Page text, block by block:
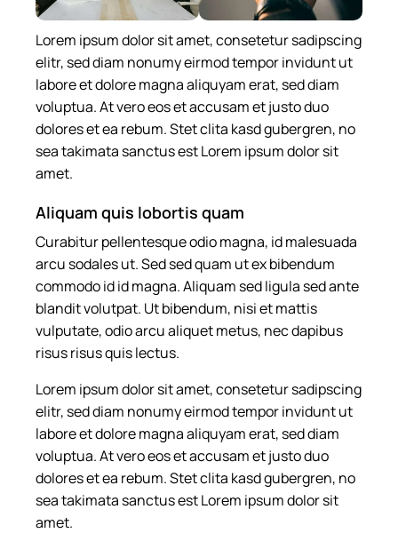
Lorem ipsum dolor sit amet, consetetur sadipscing
elitr, sed diam nonumy eirmod tempor invidunt ut
labore et dolore magna aliquyam erat, sed diam
voluptua. At vero eos et accusam et justo duo
dolores et ea rebum. Stet clita kasd gubergren, no
sea takimata sanctus est Lorem ipsum dolor sit
amet.
Aliquam quis lobortis quam
Curabitur pellentesque odio magna, id malesuada
arcu sodales ut. Sed sed quam ut ex bibendum
commodo id id magna. Aliquam sed ligula sed ante
blandit volutpat. Ut bibendum, nisi et mattis
vulputate, odio arcu aliquet metus, nec dapibus
risus risus quis lectus.
Lorem ipsum dolor sit amet, consetetur sadipscing
elitr, sed diam nonumy eirmod tempor invidunt ut
labore et dolore magna aliquyam erat, sed diam
voluptua. At vero eos et accusam et justo duo
dolores et ea rebum. Stet clita kasd gubergren, no
sea takimata sanctus est Lorem ipsum dolor sit
amet.